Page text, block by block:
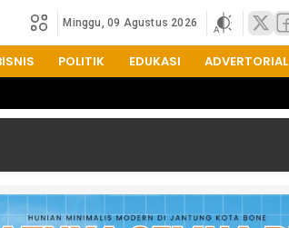
Minggu, 09 Agustus 2026
POLITIK EDUKASI ADVERTORIAL